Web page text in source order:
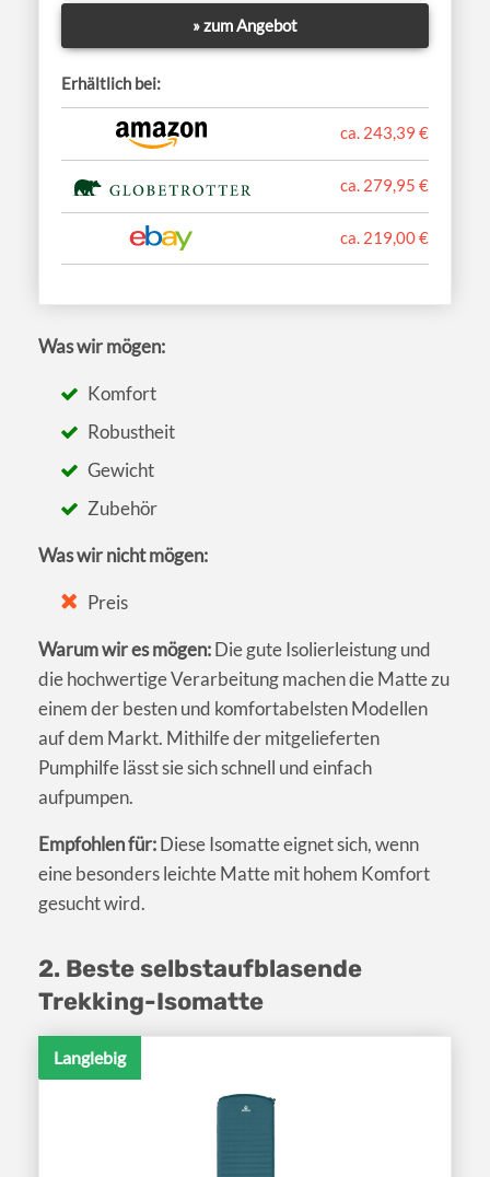
» zum Angebot
Erhältlich bei:
ca. 243,39 €
ca. 279,95 €
ca. 219,00 €
Was wir mögen:
Komfort
Robustheit
Gewicht
Zubehör
Was wir nicht mögen:
Preis
Warum wir es mögen:Die gute Isolierleistung und
die hochwertige Verarbeitung machen die Matte zu
einem der besten und komfortabelsten Modellen
auf dem Markt. Mithilfe der mitgelieferten
Pumphilfe lässt sie sich schnell und einfach
aufpumpen.
Empfohlen für:Diese Isomatte eignet sich, wenn
eine besonders leichte Matte mit hohem Komfort
gesucht wird.
2. Beste selbstaufblasende
Trekking-Isomatte
Langlebig